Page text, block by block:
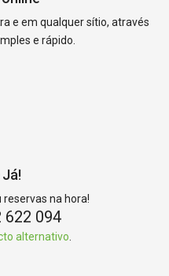
e em qualquer sítio, através
e rápido.
reservas na hora!
622 094
alternativo